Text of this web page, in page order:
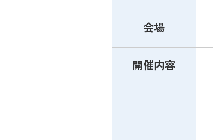
会場
開催内容